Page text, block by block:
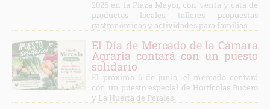
2026 en la Plaza Mayor, con venta y cata de
productos locales, talleres, propuestas
gastronómicas y actividades para familias
El Día de Mercado de la Cámara
Agraria contará con un puesto
solidario
El próximo 6 de junio, el mercado contará
con un puesto especial de Hortícolas Bucero
y La Huerta de Perales